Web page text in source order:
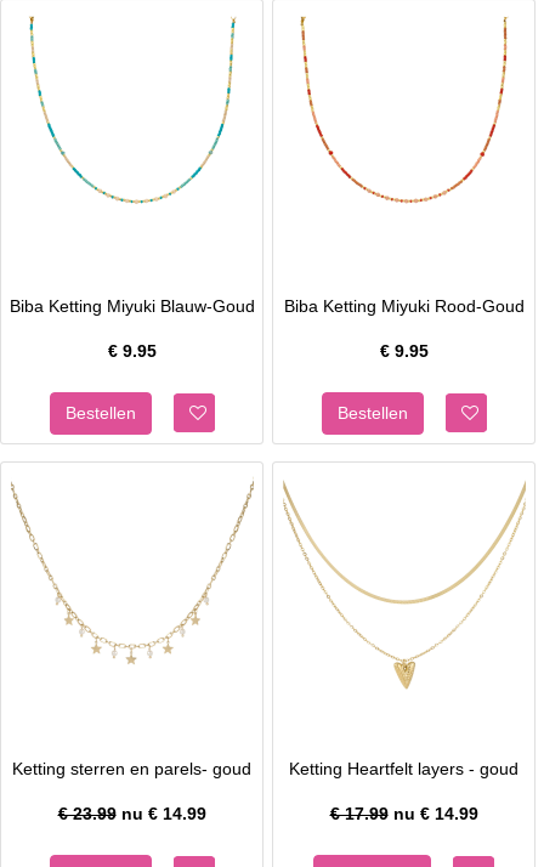
Biba Ketting Miyuki Blauw-Goud
€ 9.95
Biba Ketting Miyuki Rood-Goud
€ 9.95
Ketting sterren en parels- goud
€ 23.99nu € 14.99
Ketting Heartfelt layers - goud
€ 17.99nu € 14.99